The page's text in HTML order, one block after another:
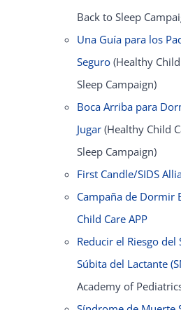
Back to Sleep
Una Guía para los
Seguro (Healthy
Sleep Campaign)
Boca Arriba para
Jugar (Healthy Child
Sleep Campaign)
First Candle/SIDS
Campaña de Dormir
Child Care APP
Reducir el Riesgo
Súbita del Lactante
Academy of